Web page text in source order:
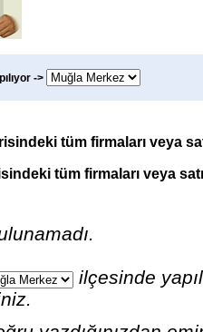
->
tüm firmaları veya
tüm firmaları veya
ilçesinde